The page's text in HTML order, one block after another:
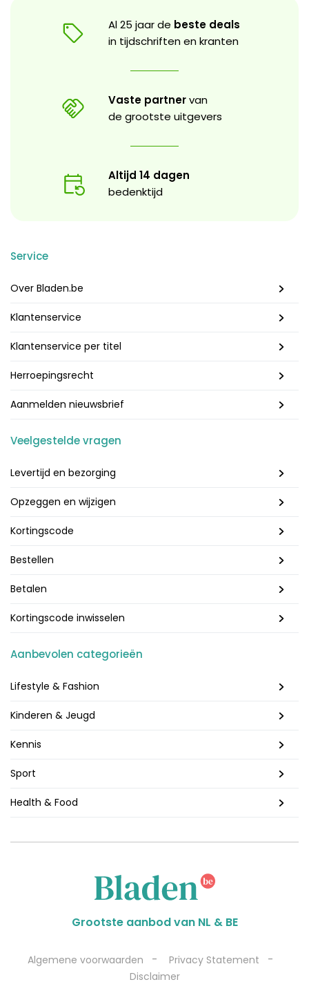
Al 25 jaar de beste deals
in tijdschriften en kranten
Vaste partnervan
de grootste uitgevers
Altijd 14 dagen
bedenktijd
Service
Over Bladen.be
Klantenservice
Klantenservice per titel
Herroepingsrecht
Aanmelden nieuwsbrief
Veelgestelde vragen
Levertijd en bezorging
Opzeggen en wijzigen
Kortingscode
Bestellen
Betalen
Kortingscode inwisselen
Aanbevolen categorieën
Lifestyle & Fashion
Kinderen & Jeugd
Kennis
Sport
Health & Food
Grootste aanbod van NL & BE
Algemene voorwaarden - Privacy Statement -
Disclaimer